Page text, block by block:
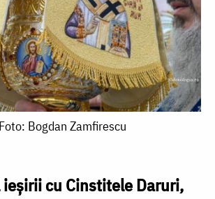
Foto: Bogdan Zamfirescu
cu Cinstitele Daruri,